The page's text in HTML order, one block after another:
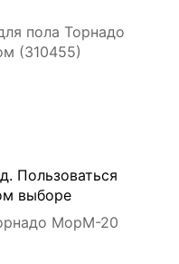
пола Торнадо
(310455)
Пользоваться
выборе
MopM-20